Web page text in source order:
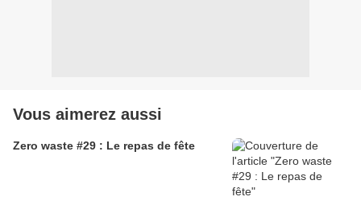
Vous aimerez aussi
Zero waste #29 : Le repas de fête